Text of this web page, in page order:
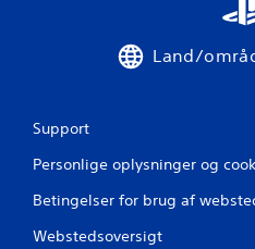
Land/
Support
Personlige oplysninger og
Betingelser for brug af
Webstedsoversigt